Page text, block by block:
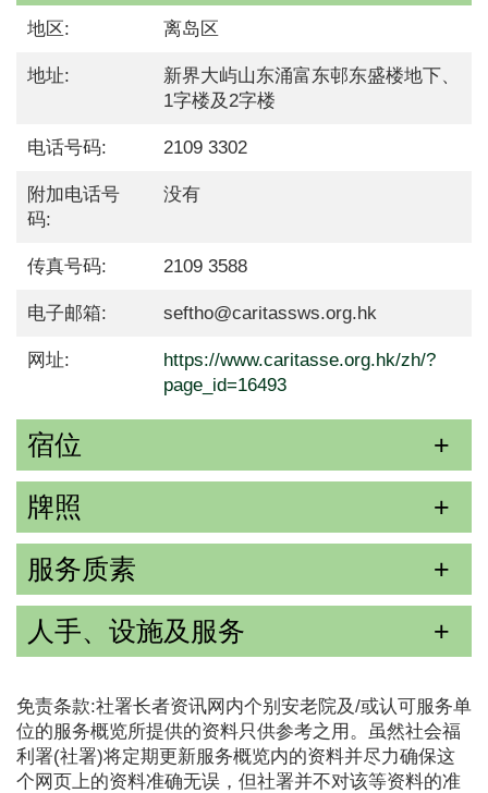
地区: 离岛区
地址:
新界大屿山东涌富东邨东盛楼地下、
1字楼及2字楼
电话号码: 2109 3302
附加电话号
码:
没有
传真号码: 2109 3588
电子邮箱: seftho@caritassws.org.hk
网址:
https://www.caritasse.org.hk/zh/?
page_id=16493
宿位
牌照
服务质素
人手、设施及服务
免责条款:社署长者资讯网内个别安老院及/或认可服务单
位的服务概览所提供的资料只供参考之用。虽然社会福
利署(社署)将定期更新服务概览内的资料并尽力确保这
个网页上的资料准确无误，但社署并不对该等资料的准